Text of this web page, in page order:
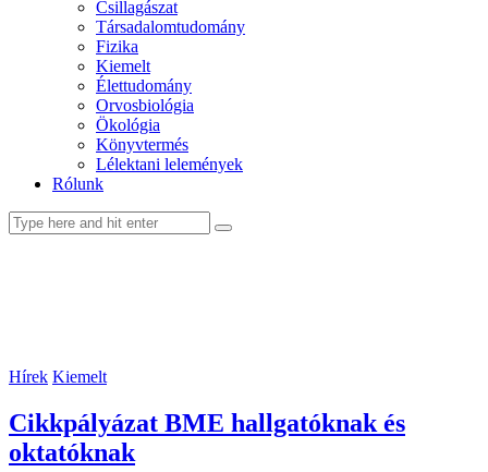
Csillagászat
Társadalomtudomány
Fizika
Kiemelt
Élettudomány
Orvosbiológia
Ökológia
Könyvtermés
Lélektani lelemények
Rólunk
Hírek Kiemelt
Cikkpályázat BME hallgatóknak és
oktatóknak